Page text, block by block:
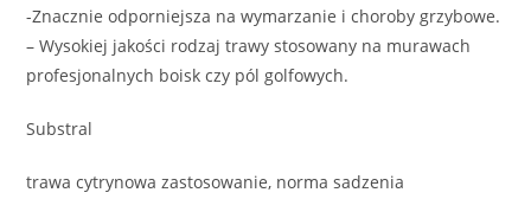
-Znacznie odporniejsza na wymarzanie i choroby grzybowe.
– Wysokiej jakości rodzaj trawy stosowany na murawach
profesjonalnych boisk czy pól golfowych.
Substral
trawa cytrynowa zastosowanie, norma sadzenia